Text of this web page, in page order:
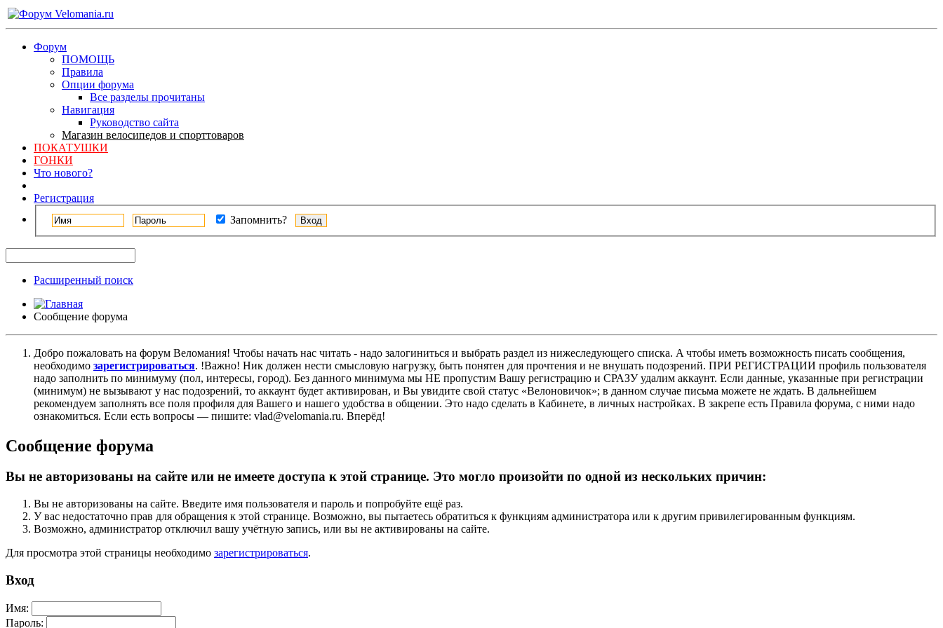
Форум
ПОМОЩЬ
Правила
Опции форума
Все разделы прочитаны
Навигация
Руководство сайта
Магазин велосипедов и спорттоваров
ПОКАТУШКИ
ГОНКИ
Что нового?
Регистрация
Запомнить?
Расширенный поиск
Сообщение форума
Добро пожаловать на форум Веломания! Чтобы начать нас читать - надо залогиниться и выбрать раздел из нижеследующего списка. A чтобы иметь возможность писать сообщения,
необходимо зарегистрироваться. !Важно! Ник должен нести смысловую нагрузку, быть понятен для прочтения и не внушать подозрений. ПРИ РЕГИСТРАЦИИ профиль пользователя
надо заполнить по минимуму (пол, интересы, город). Без данного минимума мы НЕ пропустим Вашу регистрацию и СРАЗУ удалим аккаунт. Если данные, указанные при регистрации
(минимум) не вызывают у нас подозрений, то аккаунт будет активирован, и Вы увидите свой статус «Велоновичок»; в данном случае письма можете не ждать. В дальнейшем
рекомендуем заполнять все поля профиля для Вашего и нашего удобства в общении. Это надо сделать в Кабинете, в личных настройках. В закрепе есть Правила форума, с ними надо
ознакомиться. Если есть вопросы — пишите: vlad@velomania.ru. Вперёд!
Сообщение форума
Вы не авторизованы на сайте или не имеете доступа к этой странице. Это могло произойти по одной из нескольких причин:
Вы не авторизованы на сайте. Введите имя пользователя и пароль и попробуйте ещё раз.
У вас недостаточно прав для обращения к этой странице. Возможно, вы пытаетесь обратиться к функциям администратора или к другим привилегированным функциям.
Возможно, администратор отключил вашу учётную запись, или вы не активированы на сайте.
Для просмотра этой страницы необходимо зарегистрироваться.
Вход
Имя:
Пароль: